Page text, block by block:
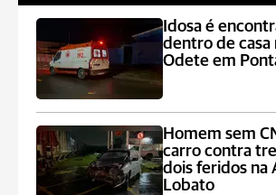
Idosa é
dentro de casa
Odete em
Homem sem
carro contra
dois feridos na
Lobato